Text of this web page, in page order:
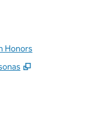
Honors
,